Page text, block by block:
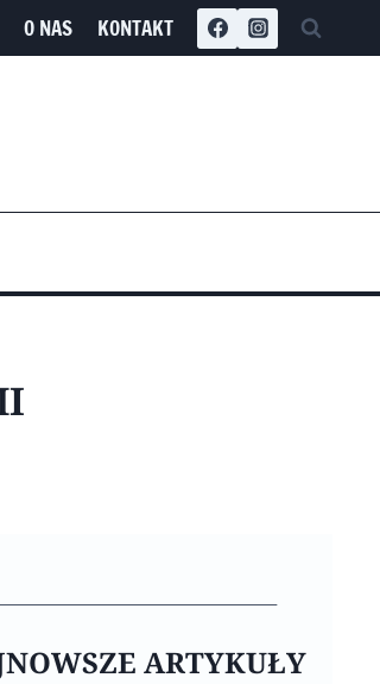
O NAS KONTAKT
ARTYKUŁY